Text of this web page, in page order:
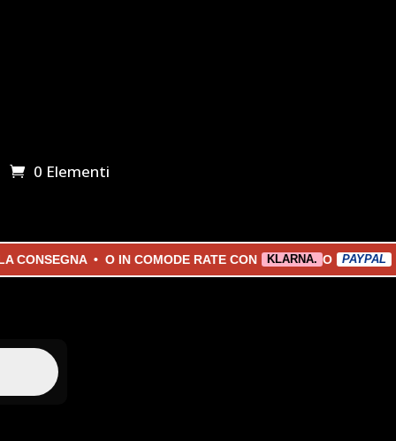
0 Elementi
• O IN COMODE RATE CON KLARNA. O PAYPAL